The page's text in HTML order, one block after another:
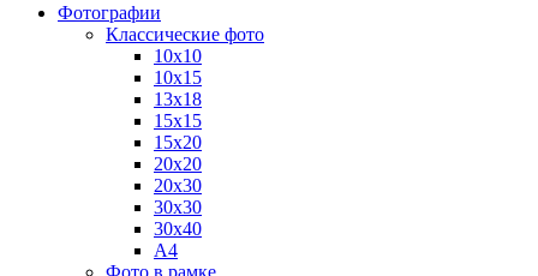
Фотографии
Классические фото
10х10
10х15
13х18
15х15
15х20
20х20
20х30
30х30
30х40
А4
Фото в рамке